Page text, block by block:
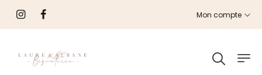
Mon compte